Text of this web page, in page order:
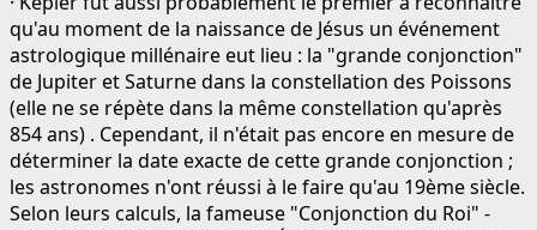
qu'au moment de la naissance de Jésus un événement
astrologique millénaire eut lieu : la "grande conjonction"
de Jupiter et Saturne dans la constellation des Poissons
(elle ne se répète dans la même constellation qu'après
854 ans) . Cependant, il n'était pas encore en mesure de
déterminer la date exacte de cette grande conjonction ;
les astronomes n'ont réussi à le faire qu'au 19ème siècle.
Selon leurs calculs, la fameuse "Conjonction du Roi" -